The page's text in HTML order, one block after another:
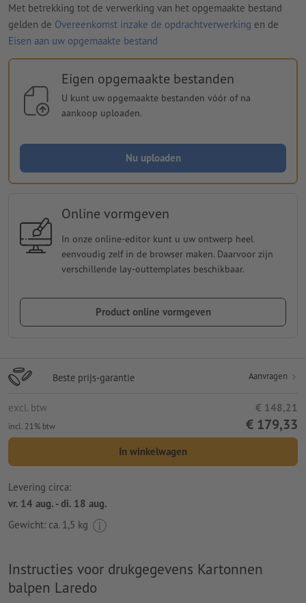
Met betrekking tot de verwerking van het opgemaakte bestand
gelden de Overeenkomst inzake de opdrachtverwerking en de
Eisen aan uw opgemaakte bestand
Eigen opgemaakte bestanden
U kunt uw opgemaakte bestanden vóór of na
aankoop uploaden.
Nu uploaden
Online vormgeven
In onze online-editor kunt u uw ontwerp heel
eenvoudig zelf in de browser maken. Daarvoor zijn
verschillende lay-outtemplates beschikbaar.
Product online vormgeven
Beste prijs-garantie Aanvragen
excl. btw € 148,21
incl. 21% btw € 179,33
In winkelwagen
Levering circa:
vr. 14 aug. - di. 18 aug.
Gewicht: ca. 1,5 kg
Instructies voor drukgegevens Kartonnen
balpen Laredo